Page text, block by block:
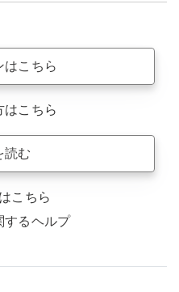
はこちら
はこちら
読む
こちら
するヘルプ